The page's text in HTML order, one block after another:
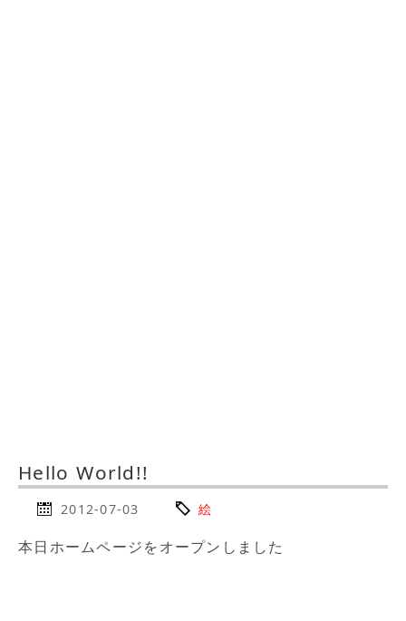
Hello World!!
2012-07-03 絵
本日ホームページをオープンしました